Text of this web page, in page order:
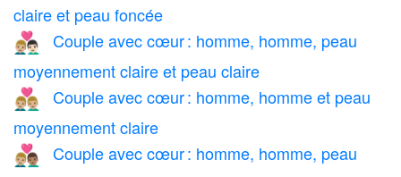
claire et peau foncée
👨🏼‍❤️‍👨🏻
Couple avec cœur : homme, homme, peau
moyennement claire et peau claire
👨🏼‍❤️‍👨🏼
Couple avec cœur : homme, homme et peau
moyennement claire
👨🏼‍❤️‍👨🏽
Couple avec cœur : homme, homme, peau